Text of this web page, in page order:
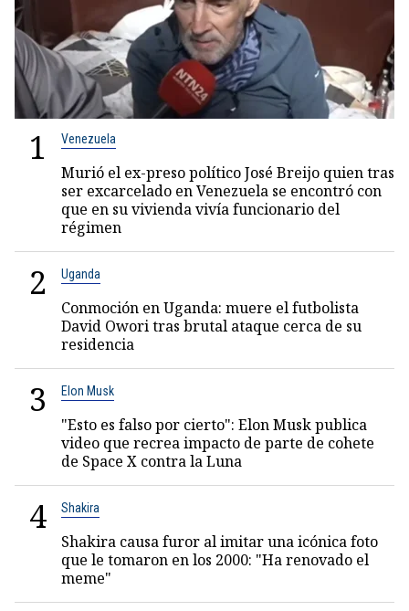
1 Venezuela
Murió el ex-preso político José Breijo quien tras
ser excarcelado en Venezuela se encontró con
que en su vivienda vivía funcionario del
régimen
2 Uganda
Conmoción en Uganda: muere el futbolista
David Owori tras brutal ataque cerca de su
residencia
3 Elon Musk
"Esto es falso por cierto": Elon Musk publica
video que recrea impacto de parte de cohete
de Space X contra la Luna
4 Shakira
Shakira causa furor al imitar una icónica foto
que le tomaron en los 2000: "Ha renovado el
meme"